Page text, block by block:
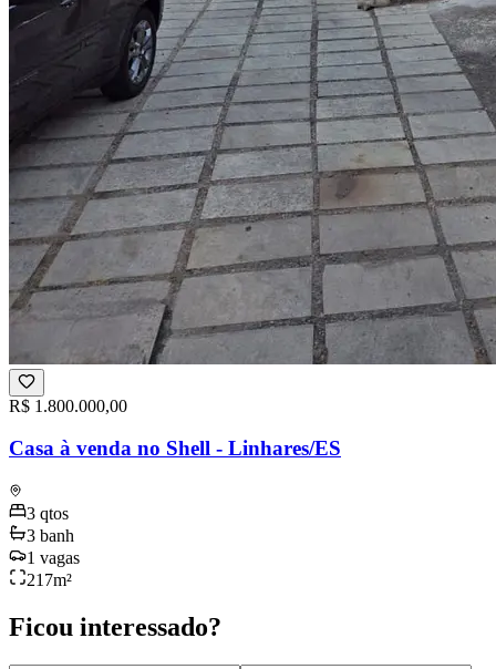
R$ 1.800.000,00
Casa à venda no Shell - Linhares/ES
3 qtos
3 banh
1 vagas
217m²
Ficou interessado?